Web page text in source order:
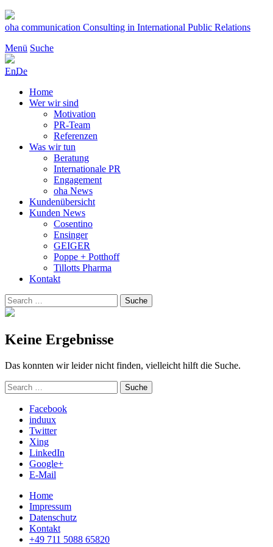
Zum
Inhalt
oha communication Consulting in International Public Relations
Menü Suche
EnDe
Home
Wer wir sind
Motivation
PR-Team
Referenzen
Was wir tun
Beratung
Internationale PR
Engagement
oha News
Kundenübersicht
Kunden News
Cosentino
Ensinger
GEIGER
Poppe + Potthoff
Tillotts Pharma
Kontakt
Suchen
nach:
Suche
Keine Ergebnisse
Das konnten wir leider nicht finden, vielleicht hilft die Suche.
Suchen
nach:
Suche
Facebook
induux
Twitter
Xing
LinkedIn
Google+
E-Mail
Home
Impressum
Datenschutz
Kontakt
+49 711 5088 65820